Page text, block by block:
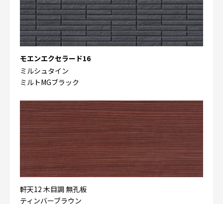
モエンエクセラード16
ミルシュタイン
ミルトMGブラック
軒天12 木目調 無孔板
ティンバーブラウン